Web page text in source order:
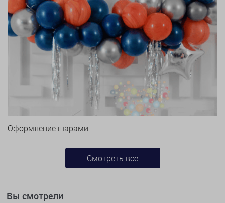
Оформление шарами
Смотреть все
Вы смотрели